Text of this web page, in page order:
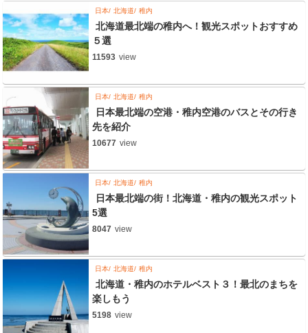
日本 北海道 稚内
北海道最北端の稚内へ！観光スポットおすすめ
５選
11593 view
日本 北海道 稚内
日本最北端の空港・稚内空港のバスとその行き
先を紹介
10677 view
日本 北海道 稚内
日本最北端の街！北海道・稚内の観光スポット
5選
8047 view
日本 北海道 稚内
北海道・稚内のホテルベスト３！最北のまちを
楽しもう
5198 view